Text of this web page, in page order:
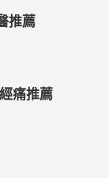
推薦
痛推薦